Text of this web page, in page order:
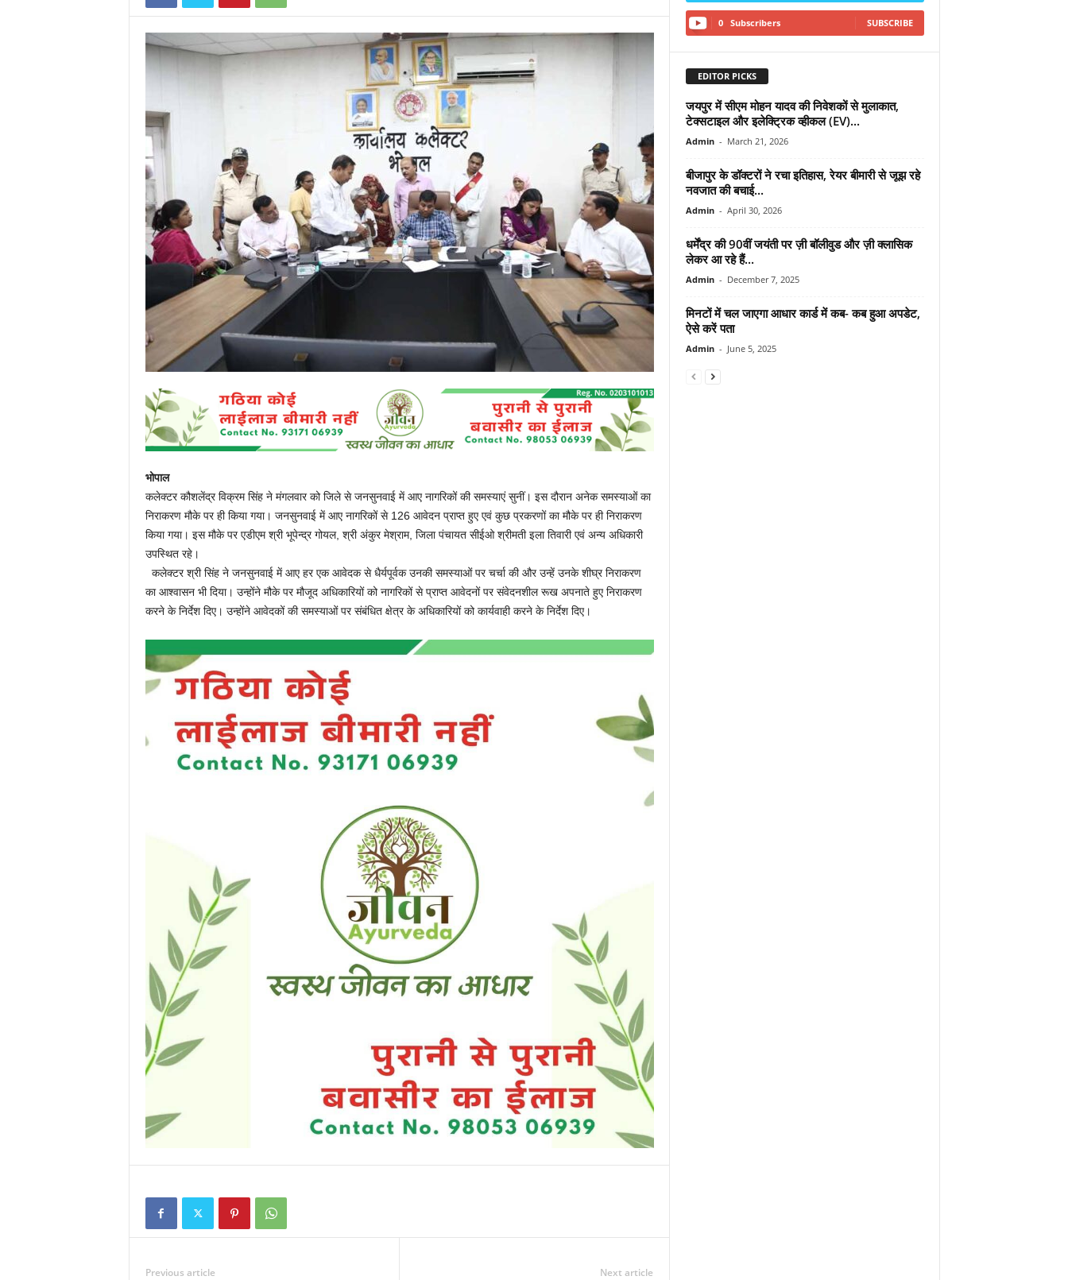
भोपाल
कलेक्टर कौशलेंद्र विक्रम सिंह ने मंगलवार को जिले से जनसुनवाई में आए नागरिकों की समस्याएं सुनीं। इस दौरान अनेक समस्याओं का
निराकरण मौके पर ही किया गया। जनसुनवाई में आए नागरिकों से 126 आवेदन प्राप्त हुए एवं कुछ प्रकरणों का मौके पर ही निराकरण
किया गया। इस मौके पर एडीएम श्री भूपेन्द्र गोयल, श्री अंकुर मेश्राम, जिला पंचायत सीईओ श्रीमती इला तिवारी एवं अन्य अधिकारी
उपस्थित रहे।
कलेक्टर श्री सिंह ने जनसुनवाई में आए हर एक आवेदक से धैर्यपूर्वक उनकी समस्याओं पर चर्चा की और उन्हें उनके शीघ्र निराकरण
का आश्वासन भी दिया। उन्होंने मौके पर मौजूद अधिकारियों को नागरिकों से प्राप्त आवेदनों पर संवेदनशील रूख अपनाते हुए निराकरण
करने के निर्देश दिए। उन्होंने आवेदकों की समस्याओं पर संबंधित क्षेत्र के अधिकारियों को कार्यवाही करने के निर्देश दिए।
Previous article Next article
0 Subscribers SUBSCRIBE
EDITOR PICKS
जयपुर में सीएम मोहन यादव की निवेशकों से मुलाकात,
टेक्सटाइल और इलेक्ट्रिक व्हीकल (EV)...
Admin - March 21, 2026
बीजापुर के डॉक्टरों ने रचा इतिहास, रेयर बीमारी से जूझ रहे
नवजात की बचाई...
Admin - April 30, 2026
धर्मेंद्र की 90वीं जयंती पर ज़ी बॉलीवुड और ज़ी क्लासिक
लेकर आ रहे हैं...
Admin - December 7, 2025
मिनटों में चल जाएगा आधार कार्ड में कब- कब हुआ अपडेट,
ऐसे करें पता
Admin - June 5, 2025